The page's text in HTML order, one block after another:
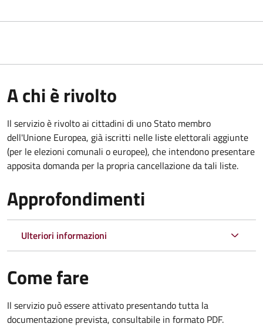
A chi è rivolto
Il servizio è rivolto ai cittadini di uno Stato membro
dell'Unione Europea, già iscritti nelle liste elettorali aggiunte
(per le elezioni comunali o europee), che intendono presentare
apposita domanda per la propria cancellazione da tali liste.
Approfondimenti
Ulteriori informazioni
Come fare
Il servizio può essere attivato presentando tutta la
documentazione prevista, consultabile in formato PDF.